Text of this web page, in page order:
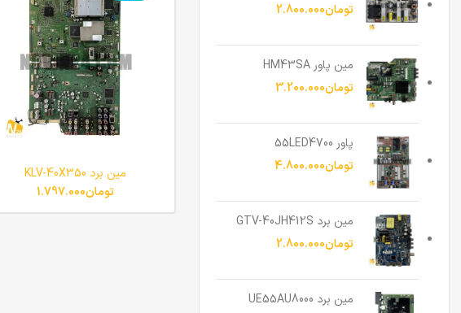
تومان2.800.000
مین پاور HM43SA
تومان3.200.000
پاور 55LED4700
تومان4.800.000
مین برد GTV-40JH412S
تومان2.800.000
مین برد UE55AU8000
مین برد KLV-40X350
تومان1.797.000